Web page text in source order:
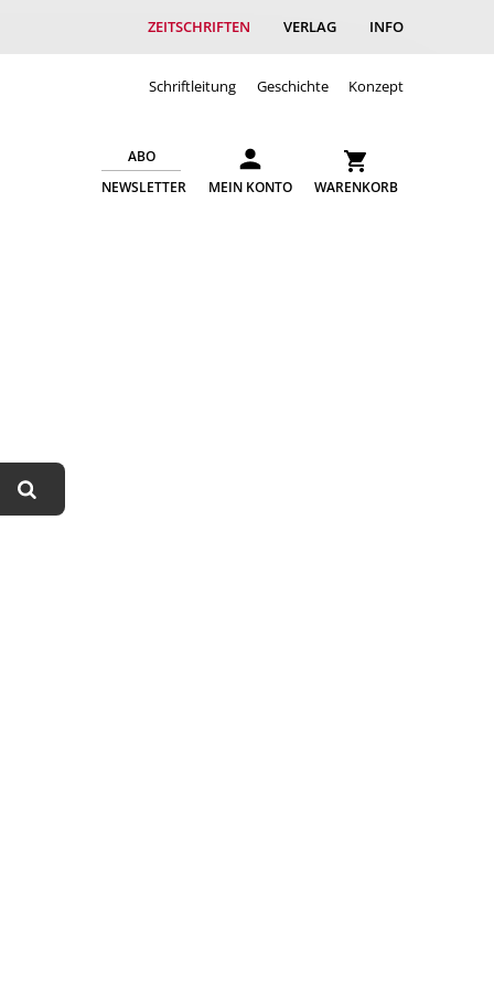
ZEITSCHRIFTEN VERLAG INFO
Schriftleitung Geschichte Konzept
ABO
NEWSLETTER
MEIN KONTO WARENKORB